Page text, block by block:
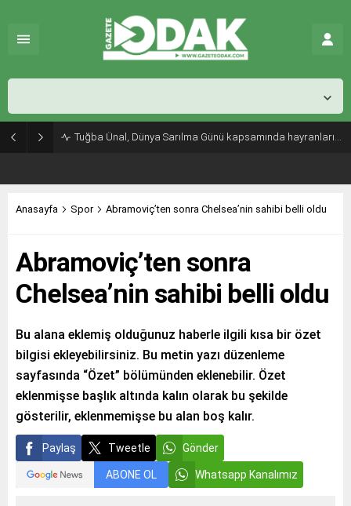
Tuğba Ünal, Dünya Sarılma Günü kapsamında hayranlarıyla buluştu
Anasayfa Spor Abramoviç’ten sonra Chelsea’nin sahibi belli oldu
Abramoviç’ten sonra
Chelsea’nin sahibi belli oldu
Bu alana eklemiş olduğunuz haberle ilgili kısa bir özet
bilgisi ekleyebilirsiniz. Bu metin yazı düzenleme
sayfasında “Özet” bölümünden eklenebilir. Özet
eklenmişse başlık altında kalın olarak bu şekilde
gösterilir, eklenmemişse bu alan boş kalır.
Paylaş Tweetle Gönder
ABONE OL Whatsapp Kanalımız